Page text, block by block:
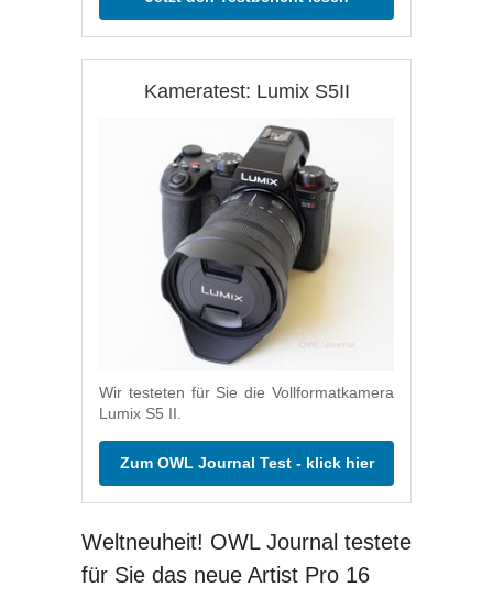
Kameratest: Lumix S5II
Wir testeten für Sie die Vollformatkamera
Lumix S5 II.
Zum OWL Journal Test - klick hier
Weltneuheit! OWL Journal testete
für Sie das neue Artist Pro 16